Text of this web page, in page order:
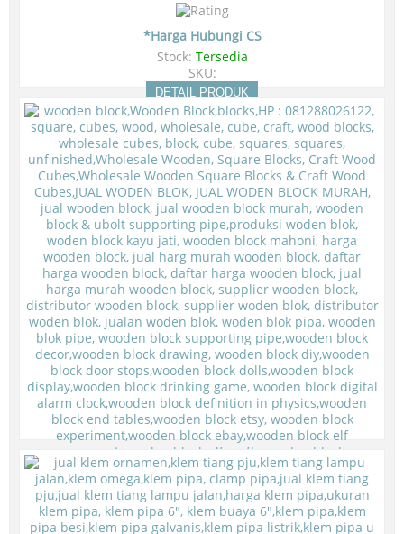
*Harga Hubungi CS
Stock: Tersedia
SKU:
DETAIL PRODUK